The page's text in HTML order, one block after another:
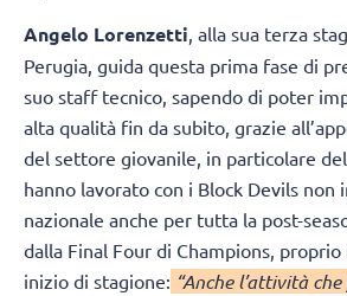
Angelo Lorenzetti, alla sua terza
Perugia, guida questa prima fase di
suo staff tecnico, sapendo di poter
alta qualità fin da subito, grazie
del settore giovanile, in particolare
hanno lavorato con i Block Devils non
nazionale anche per tutta la post-
dalla Final Four di Champions,
inizio di stagione: “Anche l’attività